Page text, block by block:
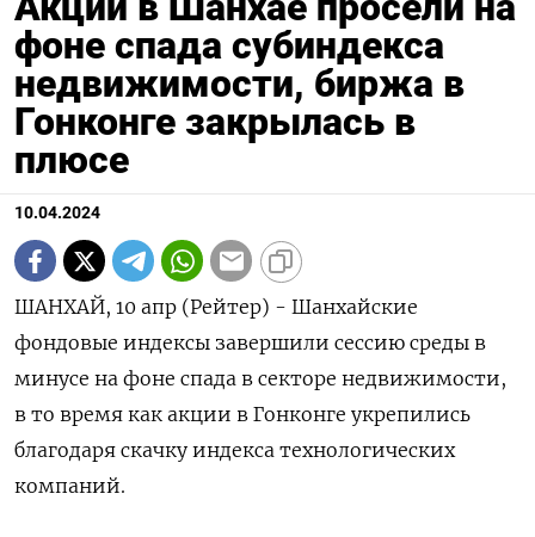
фоне спада субиндекса
недвижимости, биржа в
Гонконге закрылась в
плюсе
10.04.2024
ШАНХАЙ, 10 апр (Рейтер) - Шанхайские
фондовые индексы завершили сессию среды в
минусе на фоне спада в секторе недвижимости,
в то время как акции в Гонконге укрепились
благодаря скачку индекса технологических
компаний.